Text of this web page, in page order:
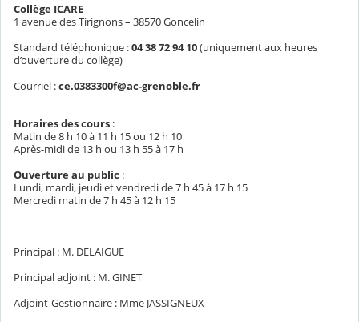
Collège ICARE
1 avenue des Tirignons – 38570 Goncelin
Standard téléphonique :04 38 72 94 10(uniquement aux heures
d’ouverture du collège)
Courriel :ce.0383300f@ac-grenoble.fr
Horaires des cours :
Matin de 8 h 10 à 11 h 15 ou 12 h 10
Après-midi de 13 h ou 13 h 55 à 17 h
Ouverture au public :
Lundi, mardi, jeudi et vendredi de 7 h 45 à 17 h 15
Mercredi matin de 7 h 45 à 12 h 15
Principal : M. DELAIGUE
Principal adjoint : M. GINET
Adjoint-Gestionnaire : Mme JASSIGNEUX